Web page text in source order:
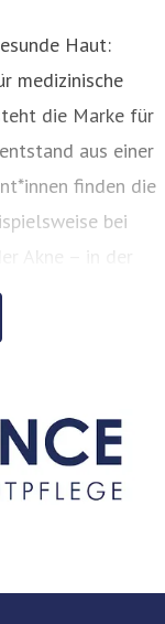
Haut:
medizinische
die Marke für
aus einer
finden die
bei
Akne – in der
DERMASENCE
und modernen
und